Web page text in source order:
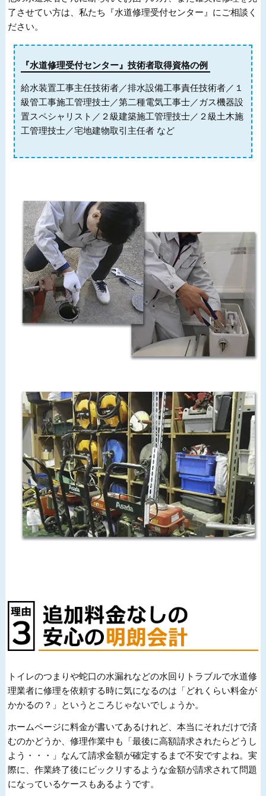
了させてい方は、私たち『水道修理受付センター』にご相談く
ださい。
『水道修理受付センター』技術者取得資格の例
給水装置工事主任技術者／排水設備工事責任技術者／１
級管工事施工管理技士／第二種電気工事士／ガス機器設
置スペシャリスト／２級建築施工管理技士／２級土木施
工管理技士／宅地建物取引主任者 など
トイレのつまりや蛇口の水漏れなどの水回りトラブルで水道修
理業者に修理を依頼する時に気になるのは「どれくらい料金が
かかるの？」というところじゃないでしょうか。
ホームページに料金が書いてあるけれど、本当にそれだけで済
むのかどうか、修理作業中も「最後に高額請求されたらどうし
よう・・・」なんて請求金額が確定するまで不安ですよね。実
際に、作業終了後にビックリするような金額が請求されて問題
になっているケースもあるようです。